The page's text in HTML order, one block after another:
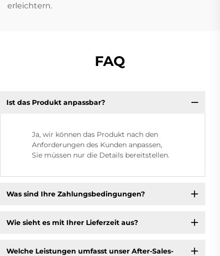
erleichtern.
FAQ
Ist das Produkt anpassbar?
Ja, wir können das Produkt nach den
Anforderungen des Kunden anpassen,
Sie müssen nur die Details bereitstellen.
Was sind Ihre Zahlungsbedingungen?
Wie sieht es mit Ihrer Lieferzeit aus?
Welche Leistungen umfasst unser After-Sales-